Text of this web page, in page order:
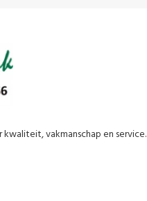
vakmanschap en service.